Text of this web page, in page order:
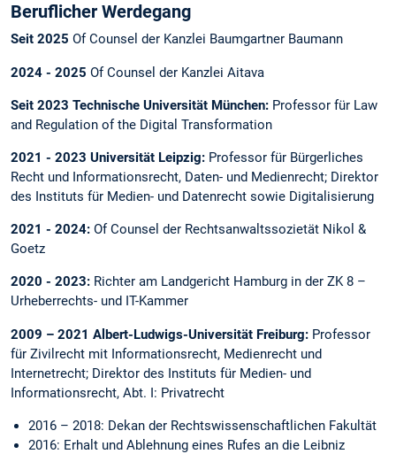
Beruflicher Werdegang
Seit 2025 Of Counsel der Kanzlei Baumgartner Baumann
2024 - 2025 Of Counsel der Kanzlei Aitava
Seit 2023 Technische Universität München: Professor für Law
and Regulation of the Digital Transformation
2021 - 2023 Universität Leipzig: Professor für Bürgerliches
Recht und Informationsrecht, Daten- und Medienrecht; Direktor
des Instituts für Medien- und Datenrecht sowie Digitalisierung
2021 - 2024: Of Counsel der Rechtsanwaltssozietät Nikol &
Goetz
2020 - 2023: Richter am Landgericht Hamburg in der ZK 8 –
Urheber­rechts- und IT-Kammer
2009 – 2021 Albert-Ludwigs-Universität Freiburg: Professor
für Zivilrecht mit Informationsrecht, Medienrecht und
Internetrecht; Direktor des Instituts für Medien- und
Informationsrecht, Abt. I: Privatrecht
2016 – 2018: Dekan der Rechtswissenschaftlichen Fakultät
2016: Erhalt und Ablehnung eines Rufes an die Leibniz